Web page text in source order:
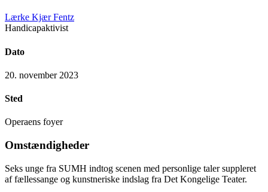
Lærke Kjær Fentz
Handicapaktivist
Dato
20. november 2023
Sted
Operaens foyer
Omstændigheder
Seks unge fra SUMH indtog scenen med personlige taler suppleret
af fællessange og kunstneriske indslag fra Det Kongelige Teater.